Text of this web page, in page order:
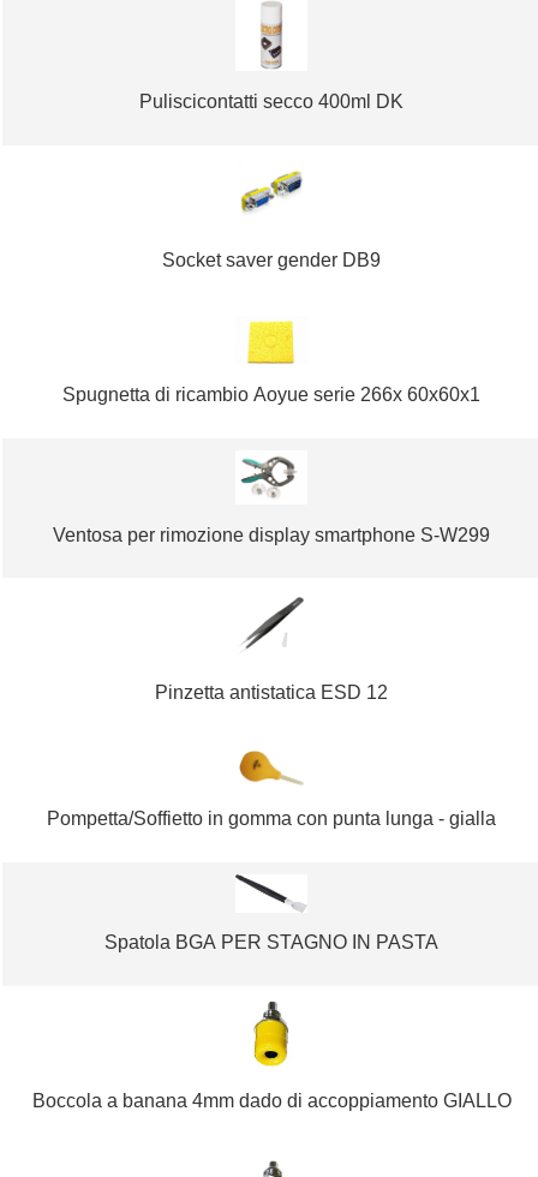
Puliscicontatti secco 400ml DK
Socket saver gender DB9
Spugnetta di ricambio Aoyue serie 266x 60x60x1
Ventosa per rimozione display smartphone S-W299
Pinzetta antistatica ESD 12
Pompetta/Soffietto in gomma con punta lunga - gialla
Spatola BGA PER STAGNO IN PASTA
Boccola a banana 4mm dado di accoppiamento GIALLO